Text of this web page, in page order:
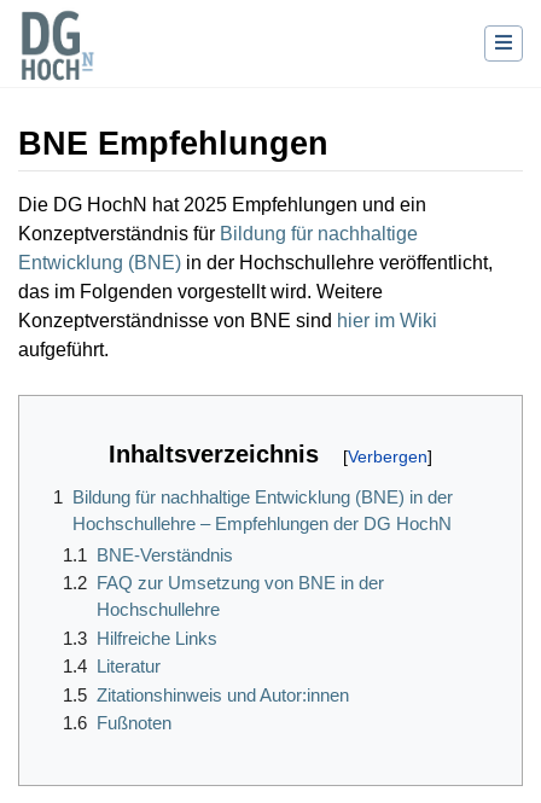
BNE Empfehlungen
Wechseln zu:Navigation,Suche
Die DG HochN hat 2025 Empfehlungen und ein
Konzeptverständnis für Bildung für nachhaltige
Entwicklung (BNE) in der Hochschullehre veröffentlicht,
das im Folgenden vorgestellt wird. Weitere
Konzeptverständnisse von BNE sind hier im Wiki
aufgeführt.
Inhaltsverzeichnis
1 Bildung für nachhaltige Entwicklung (BNE) in der
Hochschullehre – Empfehlungen der DG HochN
1.1 BNE-Verständnis
1.2 FAQ zur Umsetzung von BNE in der
Hochschullehre
1.3 Hilfreiche Links
1.4 Literatur
1.5 Zitationshinweis und Autor:innen
1.6 Fußnoten